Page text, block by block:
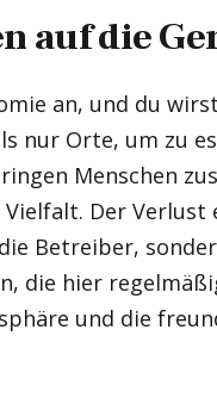
auf die
an, und du
nur Orte, um zu
Menschen
Der Verlust
Betreiber,
die hier
und die